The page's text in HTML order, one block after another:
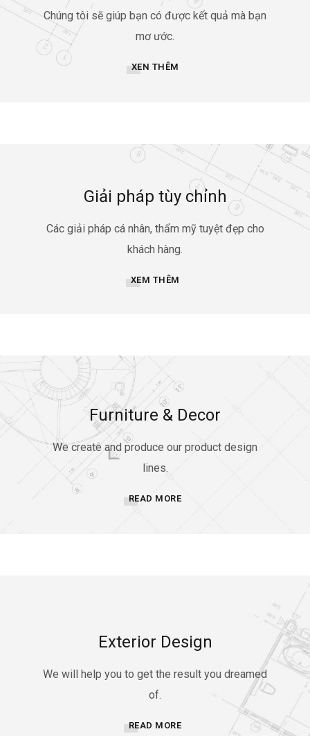
Chúng tôi sẽ giúp bạn có được kết quả mà bạn
mơ ước.
XEN THÊM
Giải pháp tùy chỉnh
Các giải pháp cá nhân, thẩm mỹ tuyệt đẹp cho
khách hàng.
XEM THÊM
Furniture & Decor
We create and produce our product design
lines.
READ MORE
Exterior Design
We will help you to get the result you dreamed
of.
READ MORE